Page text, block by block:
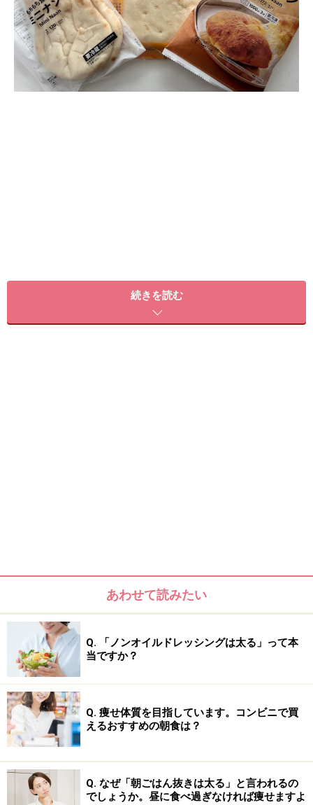
今回は「セブンプレミアム ミニナン」、「セブンプレミ
となっています。
続きを読む
あわせて読みたい
Q. 「ノンオイルドレッシングは太る」って本
当ですか？
Q. 痩せ体質を目指しています。コンビニで買
えるおすすめの朝食は？
Q. なぜ「朝ごはん抜きは太る」と言われるの
でしょうか。昼に食べ過ぎなければ痩せますよ